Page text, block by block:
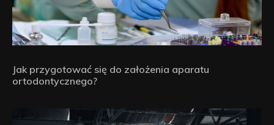
Jak przygotować się do założenia aparatu
ortodontycznego?